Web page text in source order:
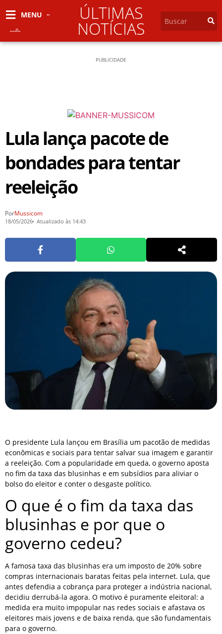
MENU ÚLTIMAS
NOTÍCIAS
PUBLICIDADE
Lula lança pacote de
bondades para tentar
reeleição
PorMussicom
18/05/2026 Atualizado às 14:43
O presidente Lula lançou em Brasília um pacotão de medidas
econômicas e sociais para tentar salvar sua imagem e garantir
a reeleição. Com a popularidade em queda, o governo aposta
no fim da taxa das blusinhas e em subsídios para aliviar o
bolso do eleitor e conter o desgaste político.
O que é o fim da taxa das
blusinhas e por que o
governo cedeu?
A famosa taxa das blusinhas era um imposto de 20% sobre
compras internacionais baratas feitas pela internet. Lula, que
antes defendia a cobrança para proteger a indústria nacional,
decidiu derrubá-la agora. O motivo é puramente eleitoral: a
medida era muito impopular nas redes sociais e afastava os
eleitores mais jovens e de baixa renda, que são fundamentais
para o governo.